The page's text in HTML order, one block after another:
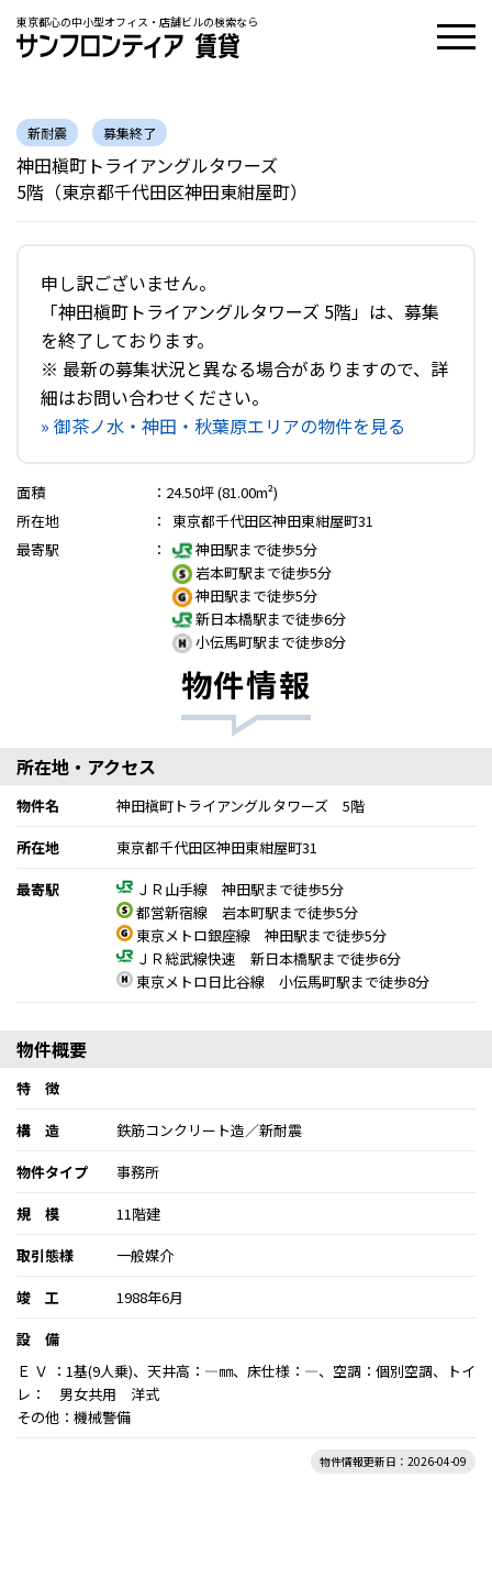
東京都心の中小型オフィス・店舗ビルの検索なら
新耐震 募集終了
神田槇町トライアングルタワーズ
5階（東京都千代田区神田東紺屋町）
申し訳ございません。
「神田槇町トライアングルタワーズ 5階」は、募集
を終了しております。
※ 最新の募集状況と異なる場合がありますので、詳
細はお問い合わせください。
» 御茶ノ水・神田・秋葉原エリアの物件を見る
面積 ： 24.50坪 (81.00m²)
所在地
：
東京都千代田区神田東紺屋町31
最寄駅
：
神田駅まで徒歩5分
岩本町駅まで徒歩5分
神田駅まで徒歩5分
新日本橋駅まで徒歩6分
小伝馬町駅まで徒歩8分
物件情報
所在地・アクセス
物件名
神田槇町トライアングルタワーズ 5階
所在地
東京都千代田区神田東紺屋町31
最寄駅
ＪＲ山手線 神田駅まで徒歩5分
都営新宿線 岩本町駅まで徒歩5分
東京メトロ銀座線 神田駅まで徒歩5分
ＪＲ総武線快速 新日本橋駅まで徒歩6分
東京メトロ日比谷線 小伝馬町駅まで徒歩8分
物件概要
特 徴
構 造
鉄筋コンクリート造／新耐震
物件タイプ
事務所
規 模
11階建
取引態様
一般媒介
竣 工
1988年6月
設 備
Ｅ Ｖ ：1基(9人乗)、天井高：―㎜、床仕様：―、空調：個別空調、トイ
レ： 男女共用 洋式
その他：機械警備
物件情報更新日：2026-04-09